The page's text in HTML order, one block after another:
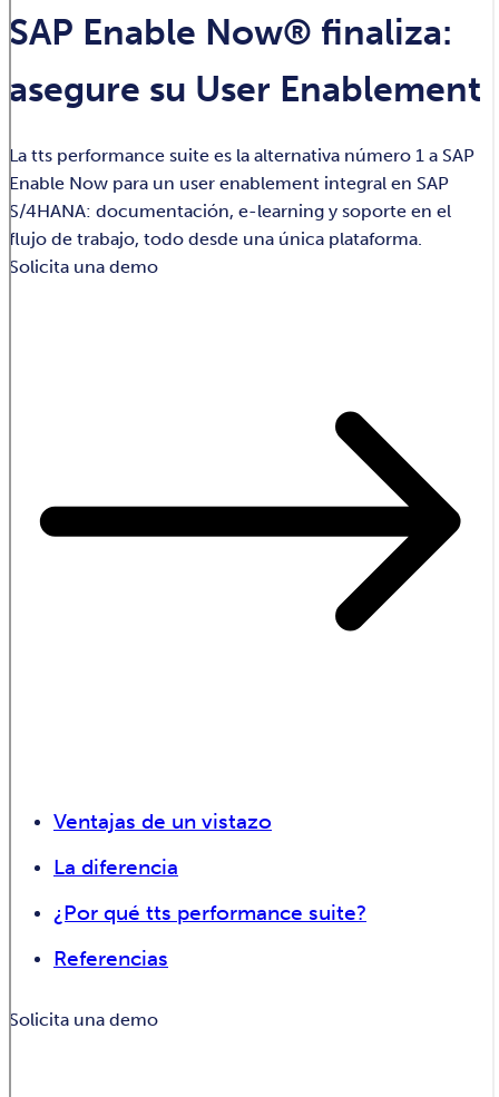
SAP Enable Now® finaliza:
asegure su User Enablement
La tts performance suite es la alternativa número 1 a SAP
Enable Now para un user enablement integral en SAP
S/4HANA: documentación, e-learning y soporte en el
flujo de trabajo, todo desde una única plataforma.
Solicita una demo
Ventajas de un vistazo
La diferencia
¿Por qué tts performance suite?
Referencias
Solicita una demo